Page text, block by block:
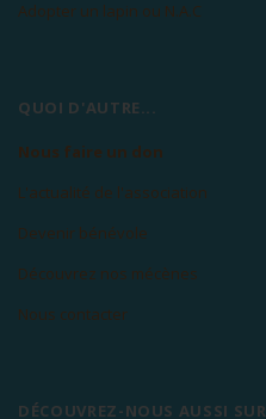
Adopter un lapin ou N.A.C
QUOI D'AUTRE...
Nous faire un don
L'actualité de l'association
Devenir bénévole
Découvrez nos mécènes
Nous contacter
DÉCOUVREZ-NOUS AUSSI SUR